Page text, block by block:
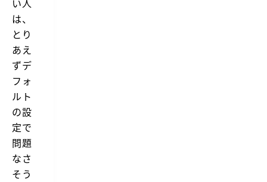
い人
は、
とり
あえ
ずデ
フォ
ルト
の設
定で
問題
なさ
そう